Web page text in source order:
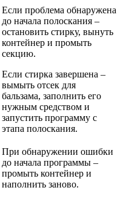
Если проблема обнаружена
до начала полоскания –
остановить стирку, вынуть
контейнер и промыть
секцию.
Если стирка завершена –
вымыть отсек для
бальзама, заполнить его
нужным средством и
запустить программу с
этапа полоскания.
При обнаружении ошибки
до начала программы –
промыть контейнер и
наполнить заново.